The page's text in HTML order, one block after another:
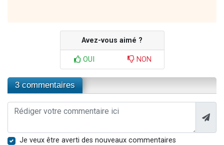
Avez-vous aimé ?
OUI NON
3 commentaires
Je veux être averti des nouveaux commentaires